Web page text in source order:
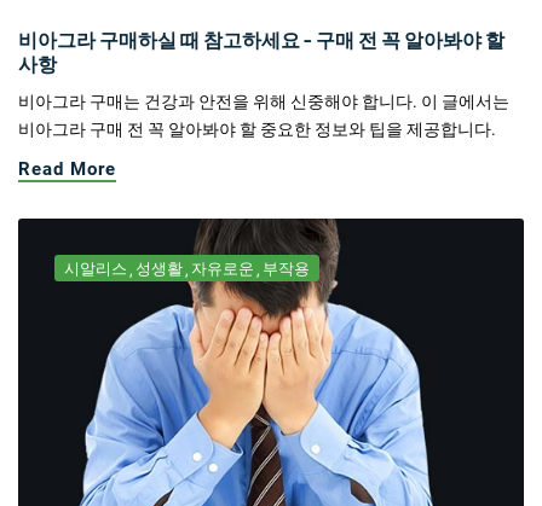
비아그라 구매하실 때 참고하세요 - 구매 전 꼭 알아봐야 할
사항
비아그라 구매는 건강과 안전을 위해 신중해야 합니다. 이 글에서는
비아그라 구매 전 꼭 알아봐야 할 중요한 정보와 팁을 제공합니다.
Read More
시알리스 성생활 자유로운 부작용